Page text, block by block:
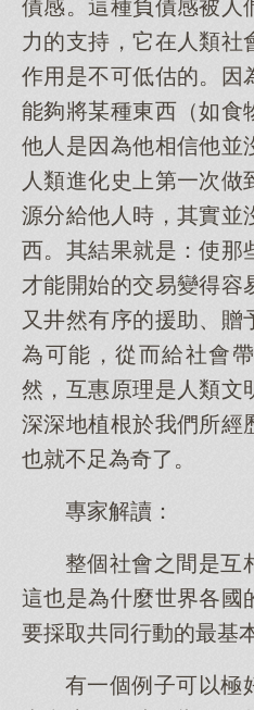
債感。這種負債感被人
力的支持，它在人類社
作用是不可低估的。因
能夠將某種東西（如食
他人是因為他相信他並
人類進化史上第一次做
源分給他人時，其實並
西。其結果就是：使那
才能開始的交易變得容
又井然有序的援助、贈
為可能，從而給社會
然，互惠原理是人類文
深深地植根於我們所經
也就不足為奇了。
專家解讀：
整個社會之間是互
這也是為什麼世界各國
要採取共同行動的最基
有一個例子可以極